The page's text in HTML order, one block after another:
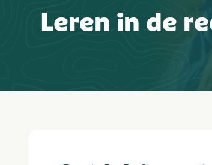
Leren in de